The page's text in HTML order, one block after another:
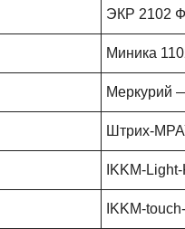
ЭКР 2102
Миника
Меркурий
Штрих-
IKKM-
IKKM-